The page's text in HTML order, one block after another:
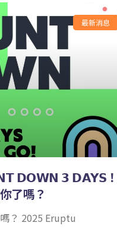
最新消息
𝗗𝗢𝗪𝗡 𝟯 𝗗𝗔𝗬𝗦！
了嗎？
？ 2025 Eruptu